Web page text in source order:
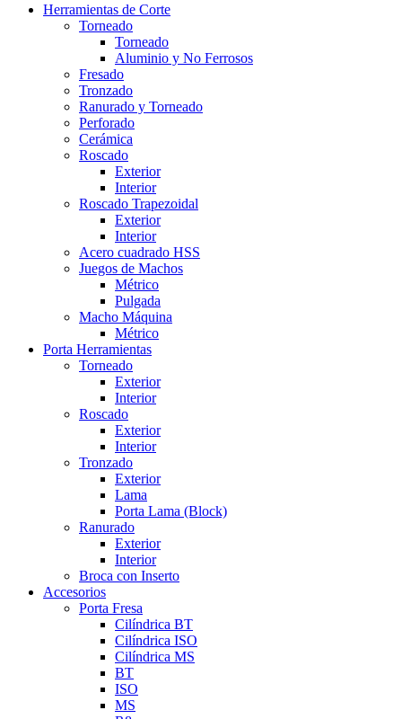
Herramientas de Corte
Torneado
Torneado
Aluminio y No Ferrosos
Fresado
Tronzado
Ranurado y Torneado
Perforado
Cerámica
Roscado
Exterior
Interior
Roscado Trapezoidal
Exterior
Interior
Acero cuadrado HSS
Juegos de Machos
Métrico
Pulgada
Macho Máquina
Métrico
Porta Herramientas
Torneado
Exterior
Interior
Roscado
Exterior
Interior
Tronzado
Exterior
Lama
Porta Lama (Block)
Ranurado
Exterior
Interior
Broca con Inserto
Accesorios
Porta Fresa
Cilíndrica BT
Cilíndrica ISO
Cilíndrica MS
BT
ISO
MS